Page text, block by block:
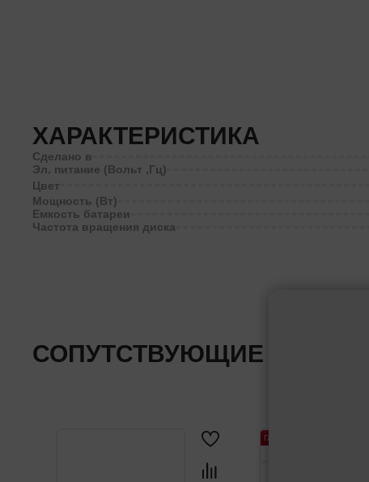
ХАРАКТЕРИСТИКА
Сделано в
Эл. питание (Вольт ,Гц)
Цвет
Мощность (Вт)
Емкость батареи
Частота вращения диска
СОПУТСТВУЮЩИЕ ТОВАРЫ
ГАРАНТИЯ